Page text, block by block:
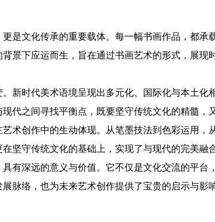
文化传承的重要载体。每一幅书画作品，都承
景下应运而生，旨在通过书画艺术的形式，展
时代美术语境呈现出多元化、国际化与本土化
代之间寻找平衡点，既要坚守传统文化的精髓，
创作中的生动体现。从笔墨技法到色彩运用，
坚守传统文化的基础上，实现了与现代的完美融合
深远的意义与价值。它不仅是文化交流的平台
脉络，也为未来艺术创作提供了宝贵的启示与影响